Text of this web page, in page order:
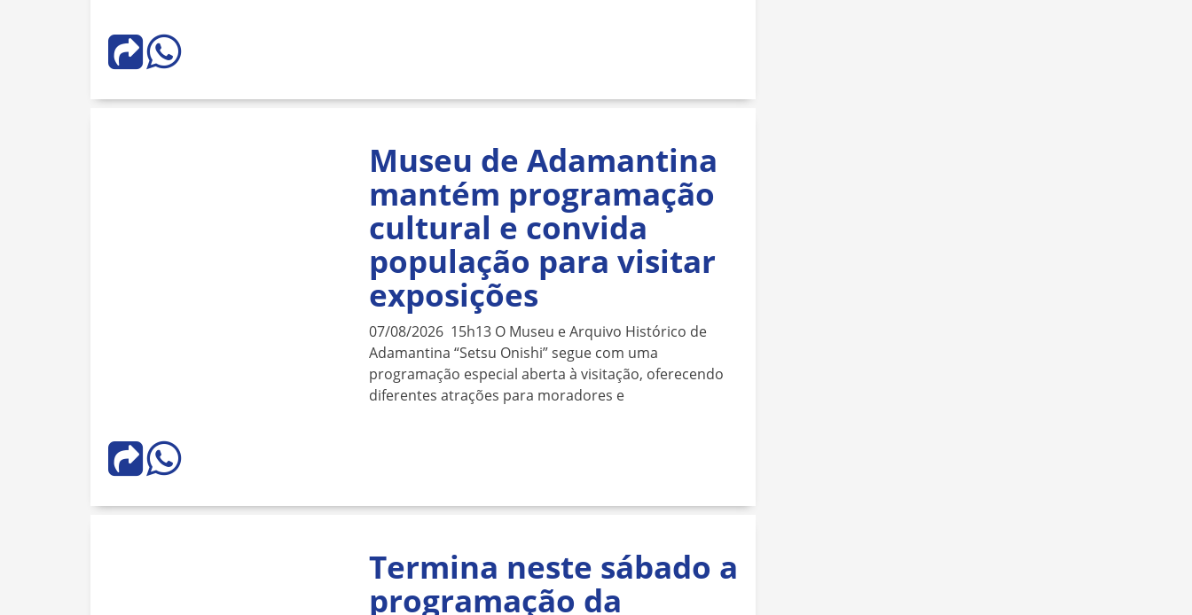
Museu de Adamantina
mantém programação
cultural e convida
população para visitar
exposições
07/08/2026 15h13 O Museu e Arquivo Histórico de
Adamantina “Setsu Onishi” segue com uma
programação especial aberta à visitação, oferecendo
diferentes atrações para moradores e
Termina neste sábado a
programação da